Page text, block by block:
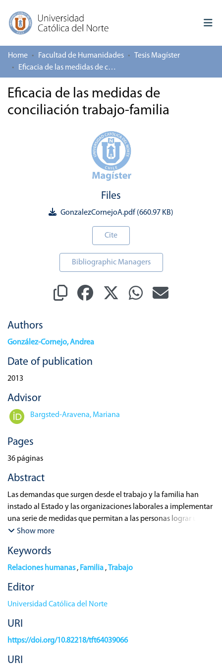
Log In
Communities & Collections
All of repository
Home Facultad de Humanidades
Tesis Magíster
Eficacia de las medidas de conciliación trabajo-familia
Eficacia de las medidas de
conciliación trabajo-familia
Files
GonzalezCornejoA.pdf (660.97 KB)
Cite
Bibliographic Managers
Authors
González-Cornejo, Andrea
Date of publication
2013
Advisor
Bargsted-Aravena, Mariana
Pages
36 páginas
Abstract
Las demandas que surgen desde el trabajo y la familia han
instado al Estado y las organizaciones laborales a implementar
una serie de medidas que permitan a las personas lograr un
equilibrio entre ambas esferas. En este artículo se aborda el
individual, organizacional y social, así como las medidas de
conciliación existentes en Chile. El objetivo de la investigación
familia implementadas en organizaciones de la ciudad de
Antofagasta, mediante una comparación entre trabajadores de
en el código laboral chileno y aquellas que implementan
medidas adicionales. Esta comparación también se hace entre
factorial con dos variables independientes (tipo de medida y
Show more
Keywords
Relaciones humanas, Familia,Trabajo
Editor
Universidad Católica del Norte
URI
https://doi.org/10.82218/tft64039066
URI